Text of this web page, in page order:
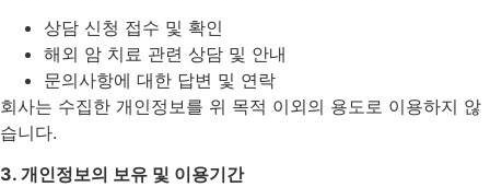
상담 신청 접수 및 확인
해외 암 치료 관련 상담 및 안내
문의사항에 대한 답변 및 연락
회사는 수집한 개인정보를 위 목적 이외의 용도로 이용하지 않
습니다.
3. 개인정보의 보유 및 이용기간